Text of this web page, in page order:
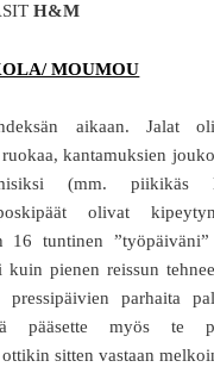
H&M
MOUMOU
aikaan. Jalat
kantamuksien
(mm. piikikäs
olivat
16 tuntinen
pienen reissun
parhaita
pääsette myös te
sitten vastaan